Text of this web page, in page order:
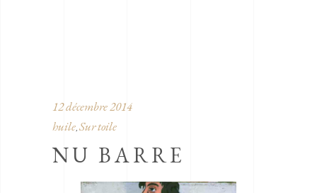
12 décembre 2014
huile, Sur toile
NU BARRE